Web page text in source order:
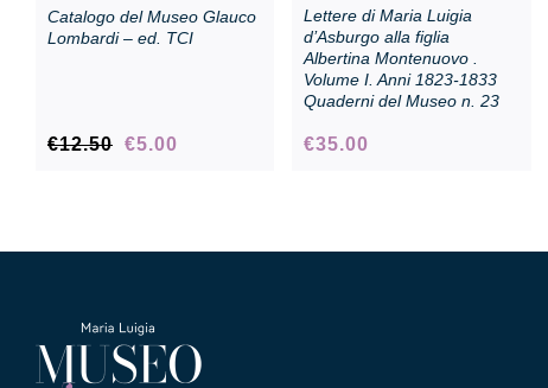
Catalogo del Museo Glauco
Lombardi – ed. TCI
€12.50 Il
€5.00
Lettere di Maria Luigia
d’Asburgo alla figlia
Albertina Montenuovo .
Volume I. Anni 1823-1833
Quaderni del Museo n. 23
€35.00